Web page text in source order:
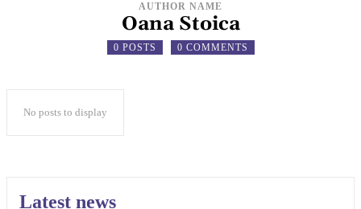
AUTHOR NAME
Oana Stoica
0 POSTS 0 COMMENTS
No posts to display
Latest news